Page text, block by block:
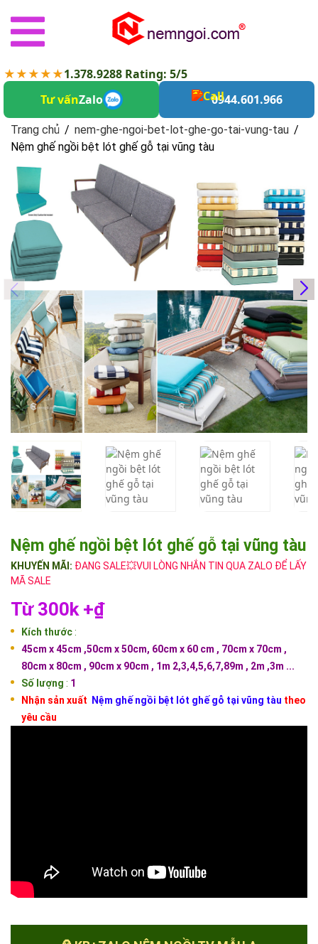
★★★★★1.378.9288 Rating: 5/5
Tư vấnZalo 0944.601.966
Trang chủ / nem-ghe-ngoi-bet-lot-ghe-go-tai-vung-tau /
Nệm ghế ngồi bệt lót ghế gỗ tại vũng tàu
Nệm ghế ngồi bệt lót ghế gỗ tại vũng tàu
KHUYẾN MÃI: ĐANG SALE💥VUI LÒNG NHẮN TIN QUA ZALO ĐỂ LẤY
MÃ SALE
Từ 300k +₫
Kích thước:
45cm x 45cm ,50cm x 50cm, 60cm x 60 cm , 70cm x 70cm ,
80cm x 80cm , 90cm x 90cm , 1m 2,3,4,5,6,7,89m , 2m ,3m ...
Số lượng : 1
Nhận sản xuất
Nệm ghế ngồi bệt lót ghế gỗ tại vũng tàu theo
yêu cầu